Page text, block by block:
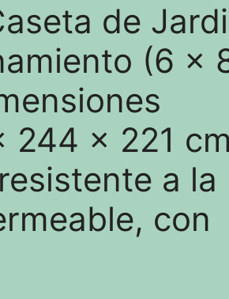
de
(6 x
244 x 221
a la
con